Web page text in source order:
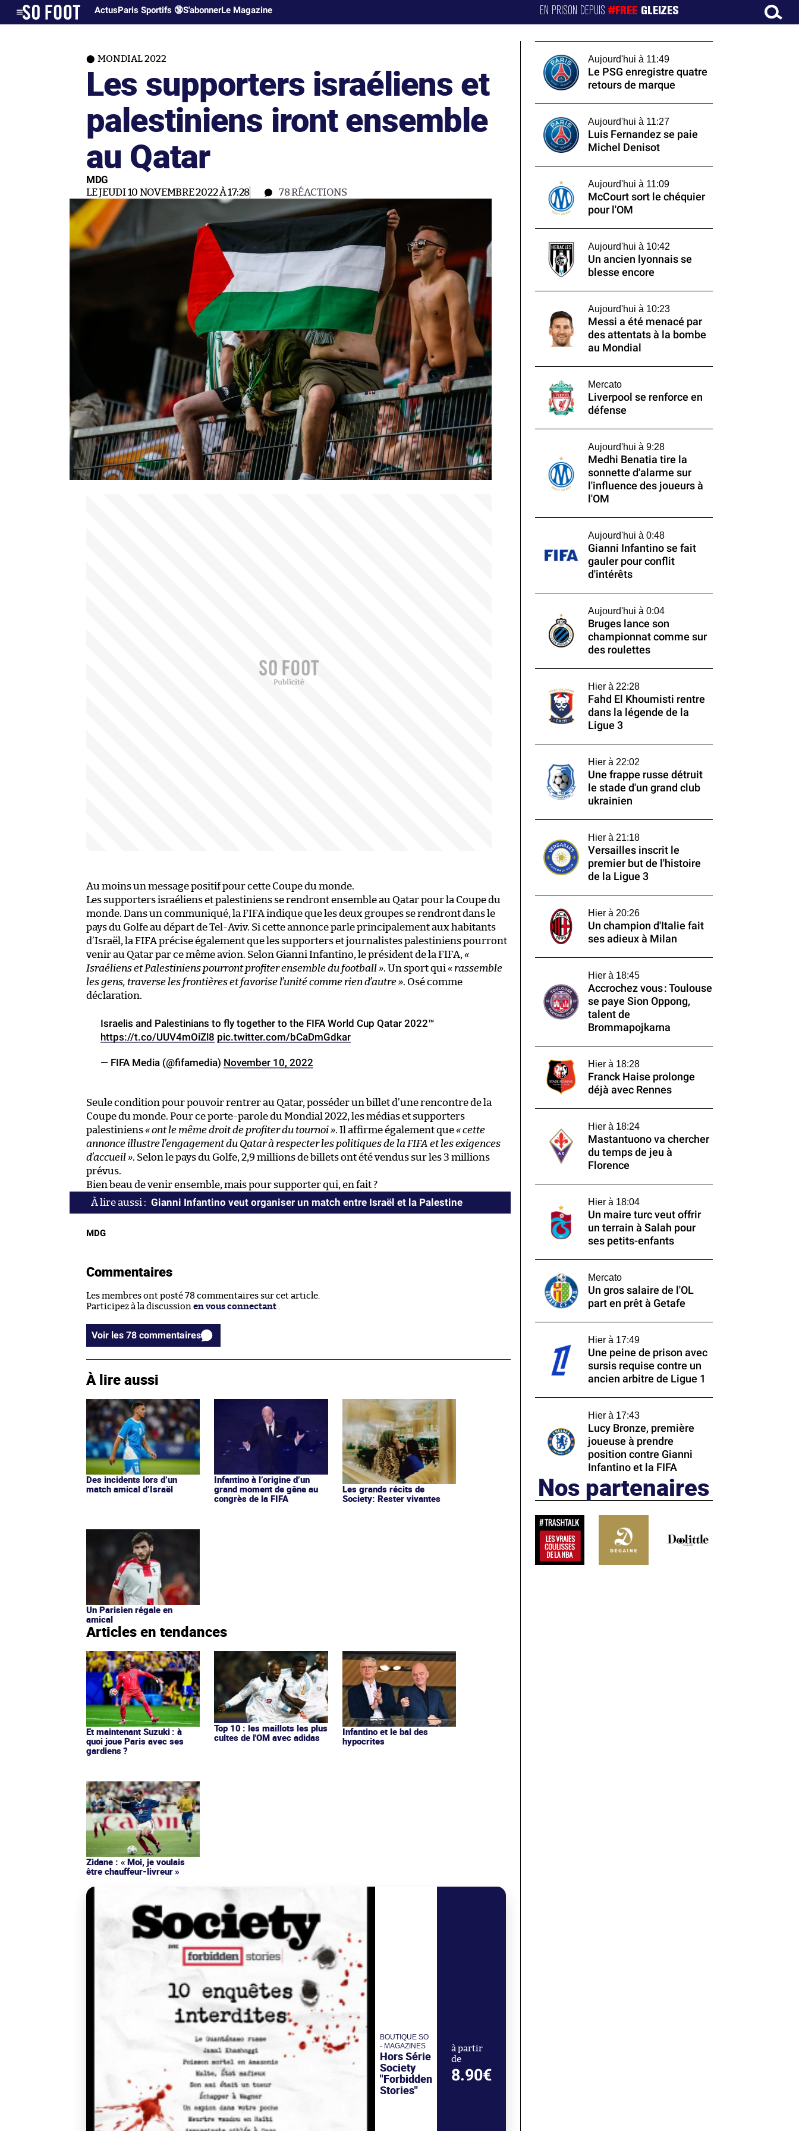
ActusParis Sportifs 🔞S'abonnerLe Magazine EN PRISON DEPUIS#FREE GLEIZES
MONDIAL 2022
Les supporters israéliens et
palestiniens iront ensemble
au Qatar
MDG
LE JEUDI 10 NOVEMBRE 2022 À 17:28 78RÉACTIONS
Au moins un message positif pour cette Coupe du monde.
Les supporters israéliens et palestiniens se rendront ensemble au Qatar pour la Coupe du
monde. Dans un communiqué, la FIFA indique que les deux groupes se rendront dans le
pays du Golfe au départ de Tel-Aviv. Si cette annonce parle principalement aux habitants
d’Israël, la FIFA précise également que les supporters et journalistes palestiniens pourront
venir au Qatar par ce même avion. Selon Gianni Infantino, le président de la FIFA, «
Israéliens et Palestiniens pourront profiter ensemble du football ». Un sport qui « rassemble
les gens, traverse les frontières et favorise l’unité comme rien d’autre ». Osé comme
déclaration.
Israelis and Palestinians to fly together to the FIFA World Cup Qatar 2022™️
https://t.co/UUV4mOiZl8 pic.twitter.com/bCaDmGdkar
— FIFA Media (@fifamedia) November 10, 2022
Seule condition pour pouvoir rentrer au Qatar, posséder un billet d’une rencontre de la
Coupe du monde. Pour ce porte-parole du Mondial 2022, les médias et supporters
palestiniens« ont le même droit de profiter du tournoi ». Il affirme également que« cette
annonce illustre l’engagement du Qatar à respecter les politiques de la FIFA et les exigences
d’accueil ». Selon le pays du Golfe, 2,9 millions de billets ont été vendus sur les 3 millions
prévus.
Bien beau de venir ensemble, mais pour supporter qui, en fait ?
Gianni Infantino veut organiser un match entre Israël et la Palestine
MDG
Commentaires
Les membres ont posté 78 commentaires sur cet article.
Participez à la discussion en vous connectant
Voir les 78 commentaires
À lire aussi
Des incidents lors d’un
match amical d’Israël
Infantino à l’origine d’un
grand moment de gêne au
congrès de la FIFA
Les grands récits de
Society: Rester vivantes
Un Parisien régale en
amical
Articles en tendances
Et maintenant Suzuki : à
quoi joue Paris avec ses
gardiens ?
Top 10 : les maillots les plus
cultes de l'OM avec adidas
Infantino et le bal des
hypocrites
Zidane : « Moi, je voulais
être chauffeur-livreur »
BOUTIQUE SO
- MAGAZINES
Hors Série
Society
"Forbidden
Stories"
à partir
de
8.90€
Aujourd'hui à 11:49
Le PSG enregistre quatre
retours de marque
Aujourd'hui à 11:27
Luis Fernandez se paie
Michel Denisot
Aujourd'hui à 11:09
McCourt sort le chéquier
pour l'OM
Aujourd'hui à 10:42
Un ancien lyonnais se
blesse encore
Aujourd'hui à 10:23
Messi a été menacé par
des attentats à la bombe
au Mondial
Mercato
Liverpool se renforce en
défense
Aujourd'hui à 9:28
Medhi Benatia tire la
sonnette d'alarme sur
l'influence des joueurs à
l'OM
Aujourd'hui à 0:48
Gianni Infantino se fait
gauler pour conflit
d'intérêts
Aujourd'hui à 0:04
Bruges lance son
championnat comme sur
des roulettes
Hier à 22:28
Fahd El Khoumisti rentre
dans la légende de la
Ligue 3
Hier à 22:02
Une frappe russe détruit
le stade d'un grand club
ukrainien
Hier à 21:18
Versailles inscrit le
premier but de l'histoire
de la Ligue 3
Hier à 20:26
Un champion d'Italie fait
ses adieux à Milan
Hier à 18:45
Accrochez vous : Toulouse
se paye Sion Oppong,
talent de
Brommapojkarna
Hier à 18:28
Franck Haise prolonge
déjà avec Rennes
Hier à 18:24
Mastantuono va chercher
du temps de jeu à
Florence
Hier à 18:04
Un maire turc veut offrir
un terrain à Salah pour
ses petits-enfants
Mercato
Un gros salaire de l'OL
part en prêt à Getafe
Hier à 17:49
Une peine de prison avec
sursis requise contre un
ancien arbitre de Ligue 1
Hier à 17:43
Lucy Bronze, première
joueuse à prendre
position contre Gianni
Infantino et la FIFA
Nos partenaires